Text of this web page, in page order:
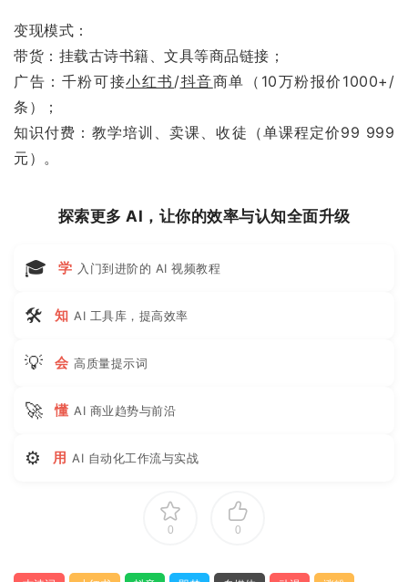
变现模式：
带货：挂载古诗书籍、文具等商品链接；
广告：千粉可接小红书 /抖音商单（10万粉报价1000+/
条）；
知识付费：教学培训、卖课、收徒（单课程定价99 999
元）。
探索更多 AI，让你的效率与认知全面升级
🎓 学 入门到进阶的 AI 视频教程
🛠 知 AI 工具库，提高效率
💡 会 高质量提示词
🚀 懂 AI 商业趋势与前沿
⚙ 用 AI 自动化工作流与实战
0 0